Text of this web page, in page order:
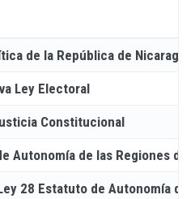
de la República de Nicaragua
Ley Electoral
Constitucional
Autonomía de las Regiones de
28 Estatuto de Autonomía de